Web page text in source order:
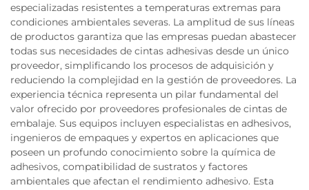
especializadas resistentes a temperaturas extremas para
condiciones ambientales severas. La amplitud de sus líneas
de productos garantiza que las empresas puedan abastecer
todas sus necesidades de cintas adhesivas desde un único
proveedor, simplificando los procesos de adquisición y
reduciendo la complejidad en la gestión de proveedores. La
experiencia técnica representa un pilar fundamental del
valor ofrecido por proveedores profesionales de cintas de
embalaje. Sus equipos incluyen especialistas en adhesivos,
ingenieros de empaques y expertos en aplicaciones que
poseen un profundo conocimiento sobre la química de
adhesivos, compatibilidad de sustratos y factores
ambientales que afectan el rendimiento adhesivo. Esta